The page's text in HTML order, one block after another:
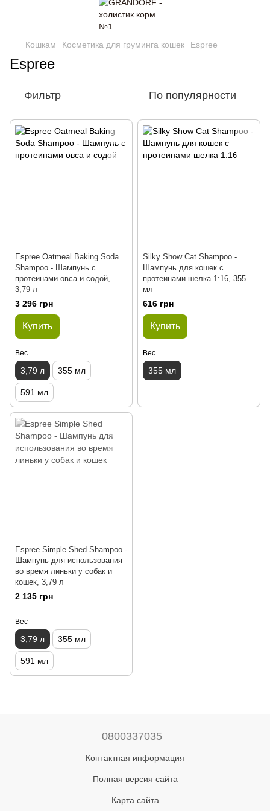
Кошкам Косметика для груминга кошек Espree
Espree
Фильтр По популярности
Espree Oatmeal Baking Soda
Shampoo - Шампунь с
протеинами овса и содой,
3,79 л
3 296 грн
Купить
Вес
3,79 л 355 мл
591 мл
Silky Show Cat Shampoo -
Шампунь для кошек с
протеинами шелка 1:16, 355
мл
616 грн
Купить
Вес
355 мл
Espree Simple Shed Shampoo -
Шампунь для использования
во время линьки у собак и
кошек, 3,79 л
2 135 грн
Вес
3,79 л 355 мл
591 мл
0800337035
Контактная информация
Полная версия сайта
Карта сайта